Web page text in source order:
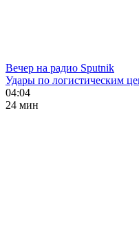
Вечер на радио Sputnik
Удары по логистическим
04:04
24 мин